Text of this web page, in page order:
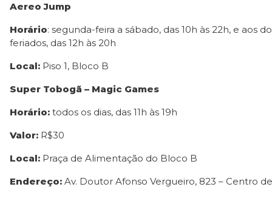
Aereo Jump
Horário: segunda-feira a sábado, das 10h às 22h, e aos
feriados, das 12h às 20h
Local: Piso 1, Bloco B
Super Tobogã – Magic Games
Horário: todos os dias, das 11h às 19h
Valor: R$30
Local: Praça de Alimentação do Bloco B
Endereço: Av. Doutor Afonso Vergueiro, 823 – Centro